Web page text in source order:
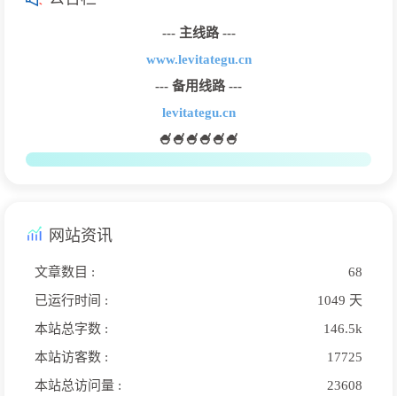
--- 主线路 ---
www.levitategu.cn
--- 备用线路 ---
levitategu.cn
🍧🍧🍧🍧🍧🍧
网站资讯
文章数目 :
68
已运行时间 :
1049 天
本站总字数 :
146.5k
本站访客数 :
17725
本站总访问量 :
23608